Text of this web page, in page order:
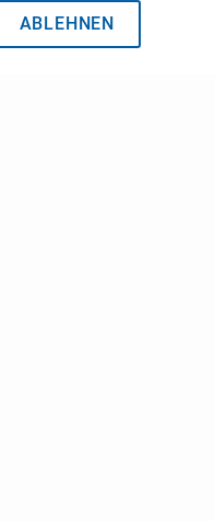
- Alle Rechte vorbehalten
ABLEHNEN